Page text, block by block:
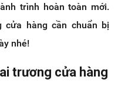
trình hoàn toàn mới.
cửa hàng cần chuẩn bị
nhé!
trương cửa hàng